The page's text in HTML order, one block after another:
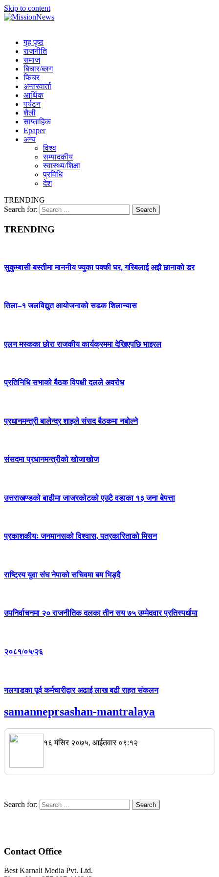
Skip to content
गृह पृष्ठ
राजनीति
समाज
बिचार/ब्लग
फिचर
अन्तरवार्ता
आर्थिक
पर्यटन
शैली
साप्ताहिक
Epaper
अन्य
विश्व
सम्पादकीय
स्वास्थ्य/शिक्षा
प्रविधि
देश
TRENDING
Search for:
TRENDING
सुकुम्बासी बस्तीमा माननीय ज्युका पक्की घर, गरिबलाई अझै छानाको डर
तिला–१ जलविद्युत आयोजनाको सडक शिलान्यास
एलन मस्कका छोरा राजकीय कार्यक्रममा देखिएपछि भाइरल
प्रतिनिधि सभाको बैठक विपक्षी दलले अवरोध
प्रधानमन्त्री बालेन्द्र शाहले संसद बैठकमा नबोल्ने
संसदमा प्रधानमन्त्रीको खोजाखोज
उत्तराखण्डको बाढीमा जाजरकोटको एउटै वडाका १३ जना बेपत्ता
प्रकाशकीयः जनमानसको विश्वास, पत्रकारिताको मिसन
राष्ट्रिय युवा संघ नेपाको सचिवमा बम भिड्दै
उपनिर्वाचनमा २० राजनीतिक दलका तीन सय ७५ उम्मेदवार प्रतिस्पर्धामा
२०८१/०५/२६
नलगाडका पूर्व कर्मचारीद्वार अढाई लाख बढी राहत संकलन
samanneprsashan-mantralaya
१६ मंसिर २०७५, आईतवार ०९:१२
Search for:
Contact Office
Best Karnali Media Pvt. Ltd.